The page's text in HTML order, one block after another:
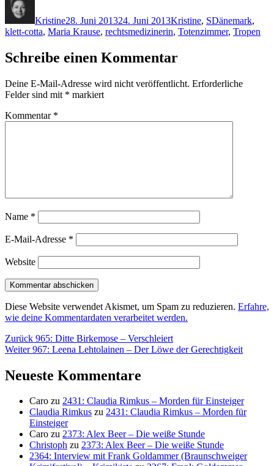
Kristine28. Juni 201324. Juni 2013Kristine, SDänemark,
klett-cotta, Maria Krause, rechtsmedizinerin, Totenzimmer, Tropen
Schreibe einen Kommentar
Deine E-Mail-Adresse wird nicht veröffentlicht. Erforderliche
Felder sind mit * markiert
Kommentar *
Name *
E-Mail-Adresse *
Website
Diese Website verwendet Akismet, um Spam zu reduzieren. Erfahre,
wie deine Kommentardaten verarbeitet werden.
Beitragsnavigation
Zurück Vorheriger
Beitrag:
965: Ditte Birkemose – Verschleiert
Weiter Nächster
967: Leena Lehtolainen – Der Löwe der Gerechtigkeit
Neueste Kommentare
Caro zu 2431: Claudia Rimkus – Morden für Einsteiger
Claudia Rimkus zu 2431: Claudia Rimkus – Morden für
Einsteiger
Caro zu 2373: Alex Beer – Die weiße Stunde
Christoph zu 2373: Alex Beer – Die weiße Stunde
2364: Interview mit Frank Goldammer (Braunschweiger